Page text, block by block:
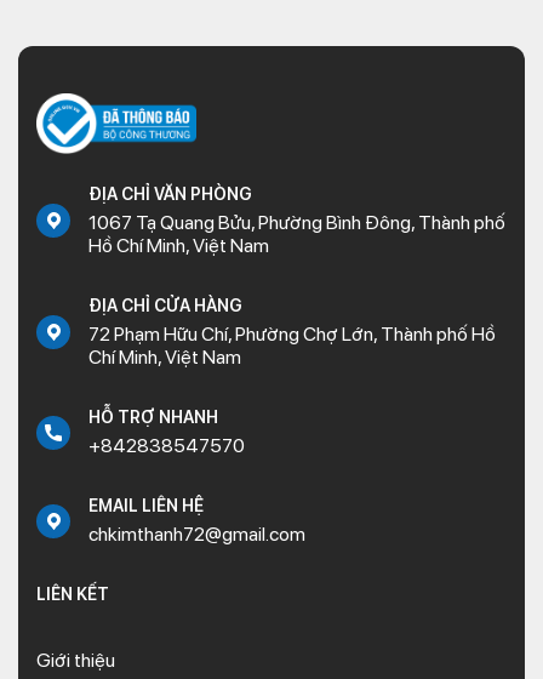
ĐỊA CHỈ VĂN PHÒNG
1067 Tạ Quang Bửu, Phường Bình Đông, Thành phố
Hồ Chí Minh, Việt Nam
ĐỊA CHỈ CỬA HÀNG
72 Phạm Hữu Chí, Phường Chợ Lớn, Thành phố Hồ
Chí Minh, Việt Nam
HỖ TRỢ NHANH
+842838547570
EMAIL LIÊN HỆ
chkimthanh72@gmail.com
LIÊN KẾT
Giới thiệu